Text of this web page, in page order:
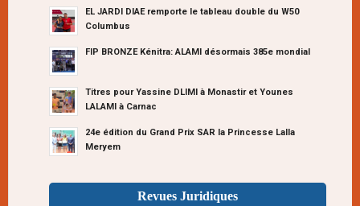
EL JARDI DIAE remporte le tableau double du W50
Columbus
FIP BRONZE Kénitra: ALAMI désormais 385e mondial
Titres pour Yassine DLIMI à Monastir et Younes
LALAMI à Carnac
24e édition du Grand Prix SAR la Princesse Lalla
Meryem
Revues Juridiques